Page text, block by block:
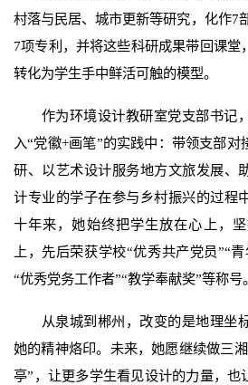
村落与民居、城市更新等研究，化作7
7项专利，并将这些科研成果带回课堂
转化为学生手中鲜活可触的模型。
作为环境设计教研室党支部书记
入“党徽+画笔”的实践中：带领支部
研、以艺术设计服务地方文旅发展、
计专业的学子在参与乡村振兴的过程
十年来，她始终把学生放在心上，
上，先后荣获学校“优秀共产党员”“
“优秀党务工作者”“教学奉献奖”等称号。
从泉城到郴州，改变的是地理坐
她的精神烙印。未来，她愿继续做三
亭”，让更多学生看见设计的力量，也